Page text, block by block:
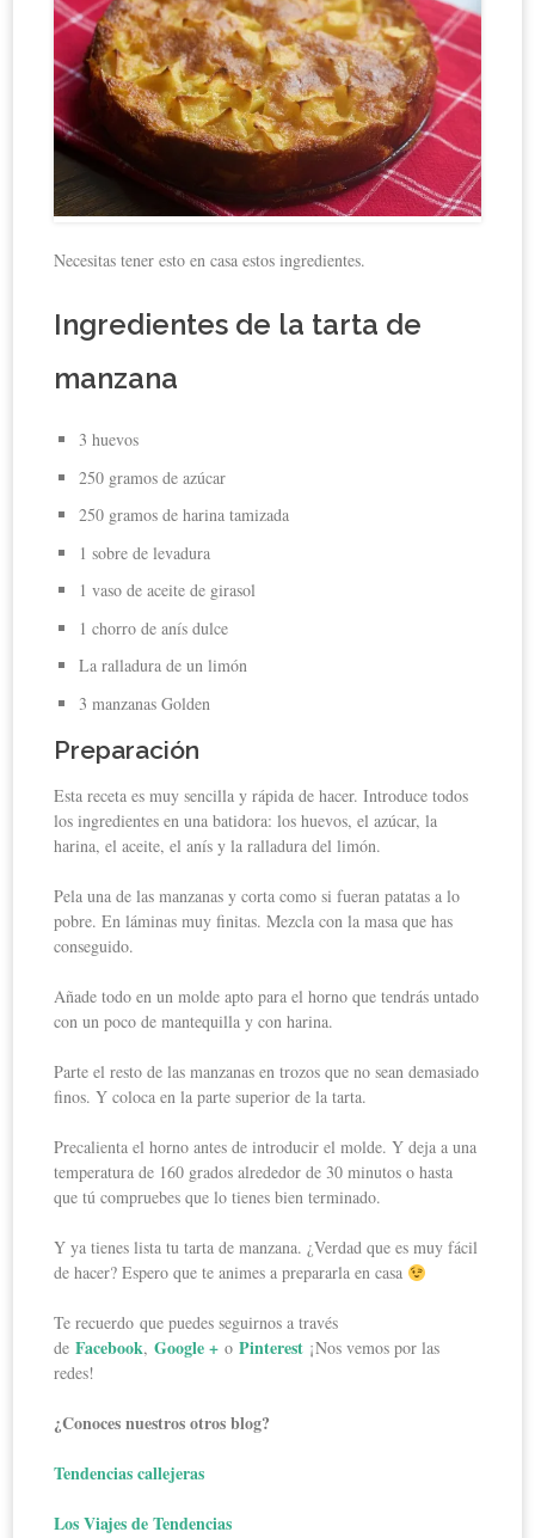
Necesitas tener esto en casa estos ingredientes.
Ingredientes de la tarta de
manzana
3 huevos
250 gramos de azúcar
250 gramos de harina tamizada
1 sobre de levadura
1 vaso de aceite de girasol
1 chorro de anís dulce
La ralladura de un limón
3 manzanas Golden
Preparación
Esta receta es muy sencilla y rápida de hacer. Introduce todos
los ingredientes en una batidora: los huevos, el azúcar, la
harina, el aceite, el anís y la ralladura del limón.
Pela una de las manzanas y corta como si fueran patatas a lo
pobre. En láminas muy finitas. Mezcla con la masa que has
conseguido.
Añade todo en un molde apto para el horno que tendrás untado
con un poco de mantequilla y con harina.
Parte el resto de las manzanas en trozos que no sean demasiado
finos. Y coloca en la parte superior de la tarta.
Precalienta el horno antes de introducir el molde. Y deja a una
temperatura de 160 grados alrededor de 30 minutos o hasta
que tú compruebes que lo tienes bien terminado.
Y ya tienes lista tu tarta de manzana. ¿Verdad que es muy fácil
de hacer? Espero que te animes a prepararla en casa
Te recuerdo que puedes seguirnos a través
deFacebook,Google + oPinterest ¡Nos vemos por las
redes!
¿Conoces nuestros otros blog?
Tendencias callejeras
Los Viajes de Tendencias